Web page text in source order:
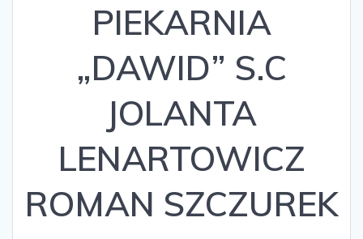
PIEKARNIA
„DAWID” S.C
JOLANTA
LENARTOWICZ
ROMAN SZCZUREK